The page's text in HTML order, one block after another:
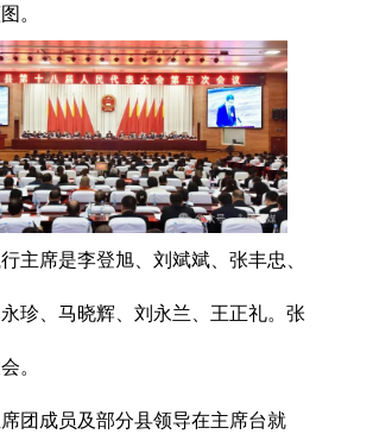
。
主席是李登旭、刘斌斌、张丰忠、
珍、马晓辉、刘永兰、王正礼。张
。
团成员及部分县领导在主席台就